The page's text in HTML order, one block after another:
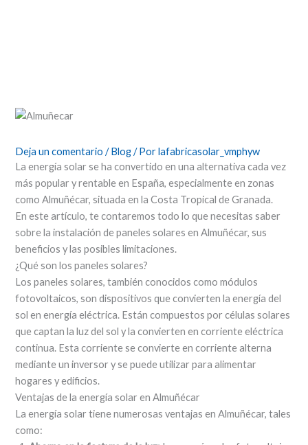
Deja un comentario /Blog/ Porlafabricasolar_vmphyw
La energía solar se ha convertido en una alternativa cada vez
más popular y rentable en España, especialmente en zonas
como Almuñécar, situada en la Costa Tropical de Granada.
En este artículo, te contaremos todo lo que necesitas saber
sobre la instalación de paneles solares en Almuñécar, sus
beneficios y las posibles limitaciones.
¿Qué son los paneles solares?
Los paneles solares, también conocidos como módulos
fotovoltaicos, son dispositivos que convierten la energía del
sol en energía eléctrica. Están compuestos por células solares
que captan la luz del sol y la convierten en corriente eléctrica
continua. Esta corriente se convierte en corriente alterna
mediante un inversor y se puede utilizar para alimentar
hogares y edificios.
Ventajas de la energía solar en Almuñécar
La energía solar tiene numerosas ventajas en Almuñécar, tales
como: